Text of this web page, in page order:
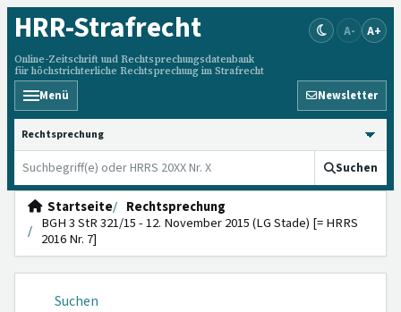
HRR-Strafrecht
Online-Zeitschrift und Rechtsprechungsdatenbank
für höchstrichterliche Rechtsprechung im Strafrecht
A- A+
Menü Newsletter
HRRS durchsuchen
Suchen
Startseite
Rechtsprechung
BGH 3 StR 321/15 - 12. November 2015 (LG Stade) [= HRRS
2016 Nr. 7]
Suchen